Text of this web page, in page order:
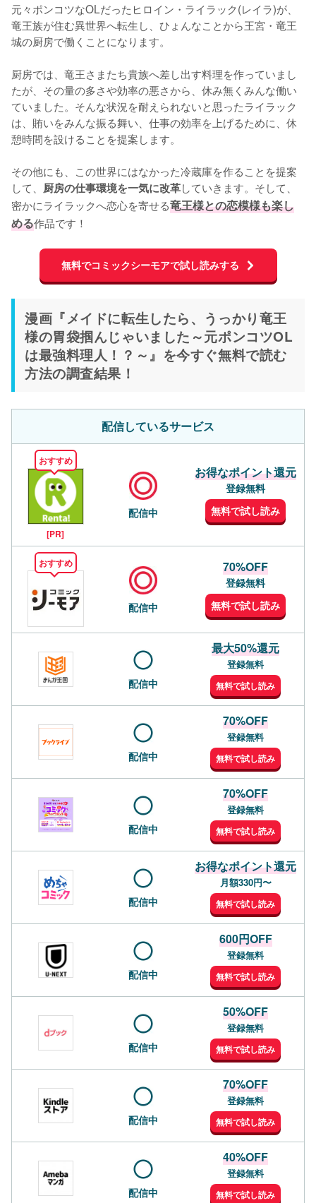
元々ポンコツなOLだったヒロイン・ライラック(レイラ)が、
竜王族が住む異世界へ転生し、ひょんなことから王宮・竜王
城の厨房で働くことになります。
厨房では、竜王さまたち貴族へ差し出す料理を作っていまし
たが、その量の多さや効率の悪さから、休み無くみんな働い
ていました。そんな状況を耐えられないと思ったライラック
は、賄いをみんな振る舞い、仕事の効率を上げるために、休
憩時間を設けることを提案します。
その他にも、この世界にはなかった冷蔵庫を作ることを提案
して、 厨房の仕事環境を一気に改革していきます。そして、
密かにライラックへ恋心を寄せる竜王様との恋模様も楽し
める作品です！
無料でコミックシーモアで試し読みする
漫画『メイドに転生したら、うっかり竜王
様の胃袋掴んじゃいました～元ポンコツOL
は最強料理人！？～』を今すぐ無料で読む
方法の調査結果！
配信しているサービス
おすすめ
[PR]
配信中
お得なポイント還元
登録無料
無料で試し読み
おすすめ
配信中
70%OFF
登録無料
無料で試し読み
配信中
最大50%還元
登録無料
無料で試し読み
配信中
70%OFF
登録無料
無料で試し読み
配信中
70%OFF
登録無料
無料で試し読み
配信中
お得なポイント還元
月額330円〜
無料で試し読み
配信中
600円OFF
登録無料
無料で試し読み
配信中
50%OFF
登録無料
無料で試し読み
配信中
70%OFF
登録無料
無料で試し読み
配信中
40%OFF
登録無料
無料で試し読み